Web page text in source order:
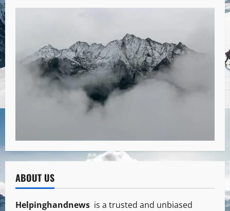
ABOUT US
Helpinghandnews is a trusted and unbiased